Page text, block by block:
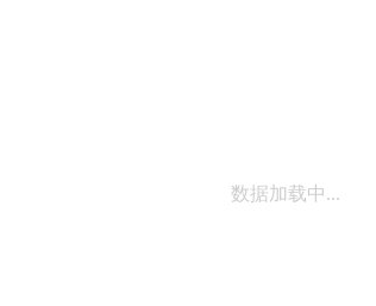
数据加载中...